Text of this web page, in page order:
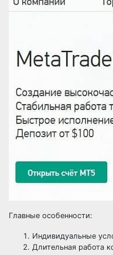
Главные особенности:
Индивидуальные
Длительная работа